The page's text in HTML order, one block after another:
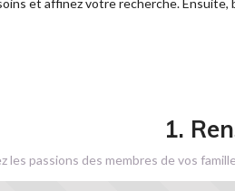
et affinez votre recherche.
1.
les passions des membres de vos